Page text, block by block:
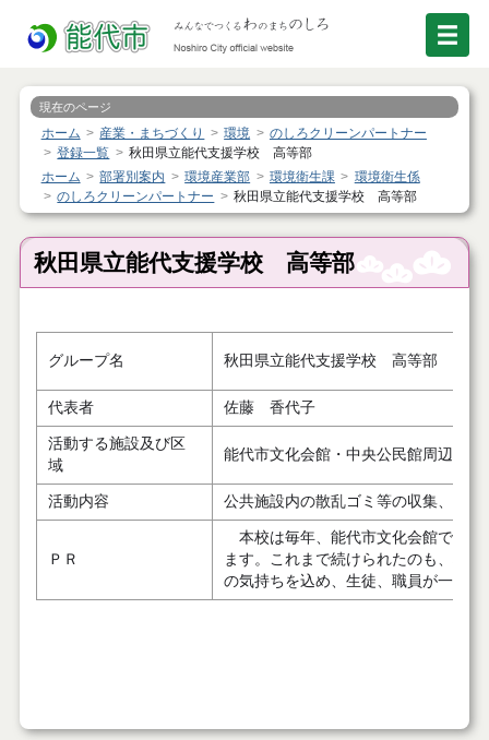
現在のページ
ホーム 産業・まちづくり 環境
のしろクリーンパートナー
登録一覧
秋田県立能代支援学校 高等部
ホーム
部署別案内 環境産業部 環境衛生課
環境衛生係
のしろクリーンパートナー
秋田県立能代支援学校 高等部
秋田県立能代支援学校 高等部
グループ名 秋田県立能代支援学校 高等部
代表者 佐藤 香代子
活動する施設及び区
域
能代市文化会館・中央公民館周辺
活動内容 公共施設内の散乱ゴミ等の収集、除草
ＰＲ
本校は毎年、能代市文化会館でミュ
ます。これまで続けられたのも、地
の気持ちを込め、生徒、職員が一丸